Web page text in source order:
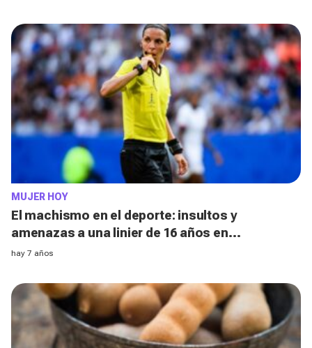
MUJER HOY
El machismo en el deporte: insultos y
amenazas a una linier de 16 años en
Fuerteventura
hay 7 años